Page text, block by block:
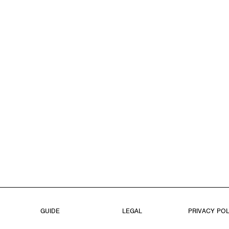
GUIDE LEGAL PRIVACY